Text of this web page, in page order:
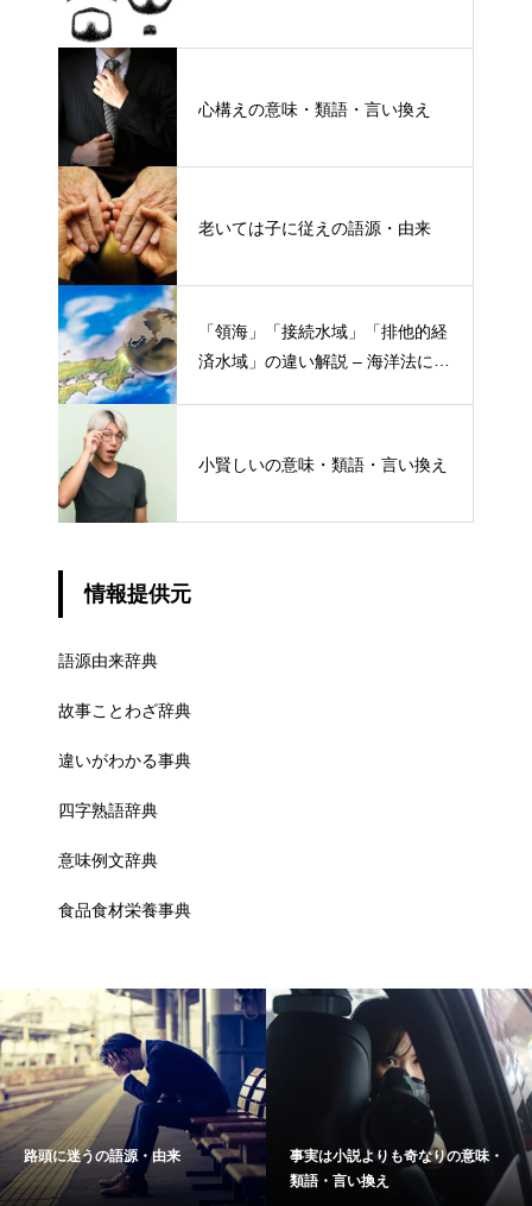
心構えの意味・類語・言い換え
老いては子に従えの語源・由来
「領海」「接続水域」「排他的経
済水域」の違い解説 – 海洋法にお
小賢しいの意味・類語・言い換え
情報提供元
語源由来辞典
故事ことわざ辞典
違いがわかる事典
四字熟語辞典
意味例文辞典
食品食材栄養事典
路頭に迷うの語源・由来
事実は小説よりも奇なりの意味・
類語・言い換え